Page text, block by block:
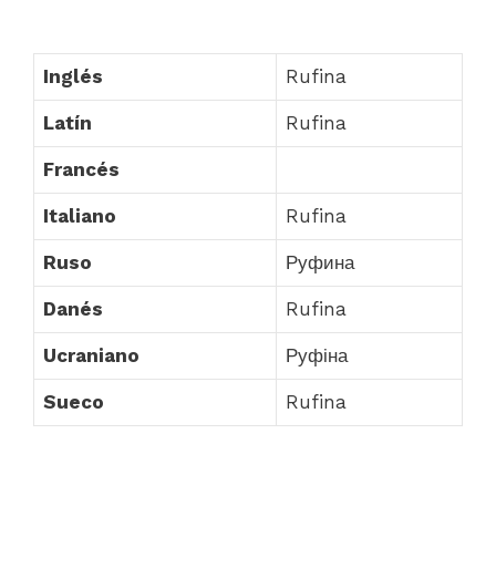
Inglés Rufina
Latín Rufina
Francés
Italiano Rufina
Ruso Руфина
Danés Rufina
Ucraniano Руфіна
Sueco Rufina